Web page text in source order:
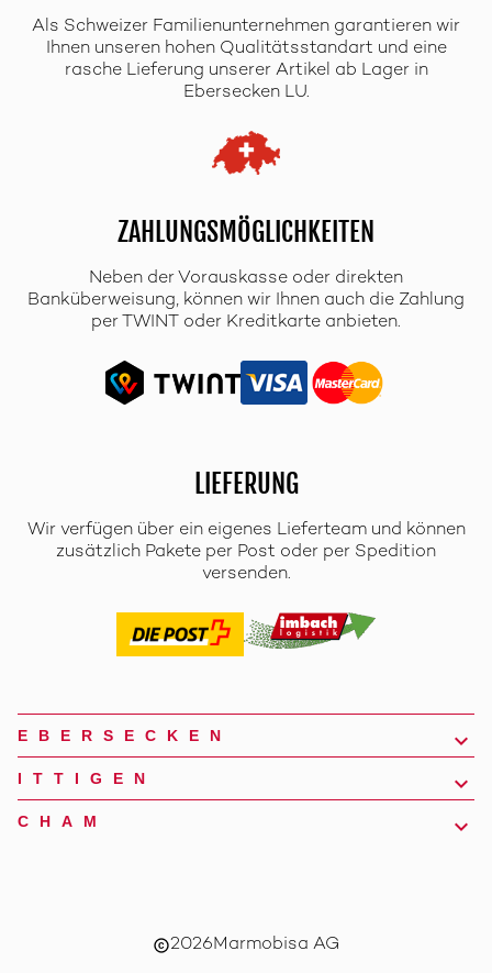
Als Schweizer Familienunternehmen garantieren wir
Ihnen unseren hohen Qualitätsstandart und eine
rasche Lieferung unserer Artikel ab Lager in
Ebersecken LU.
ZAHLUNGSMÖGLICHKEITEN
Neben der Vorauskasse oder direkten
Banküberweisung, können wir Ihnen auch die Zahlung
per TWINT oder Kreditkarte anbieten.
LIEFERUNG
Wir verfügen über ein eigenes Lieferteam und können
zusätzlich Pakete per Post oder per Spedition
versenden.
EBERSECKEN
ITTIGEN
CHAM
copyright2026Marmobisa AG